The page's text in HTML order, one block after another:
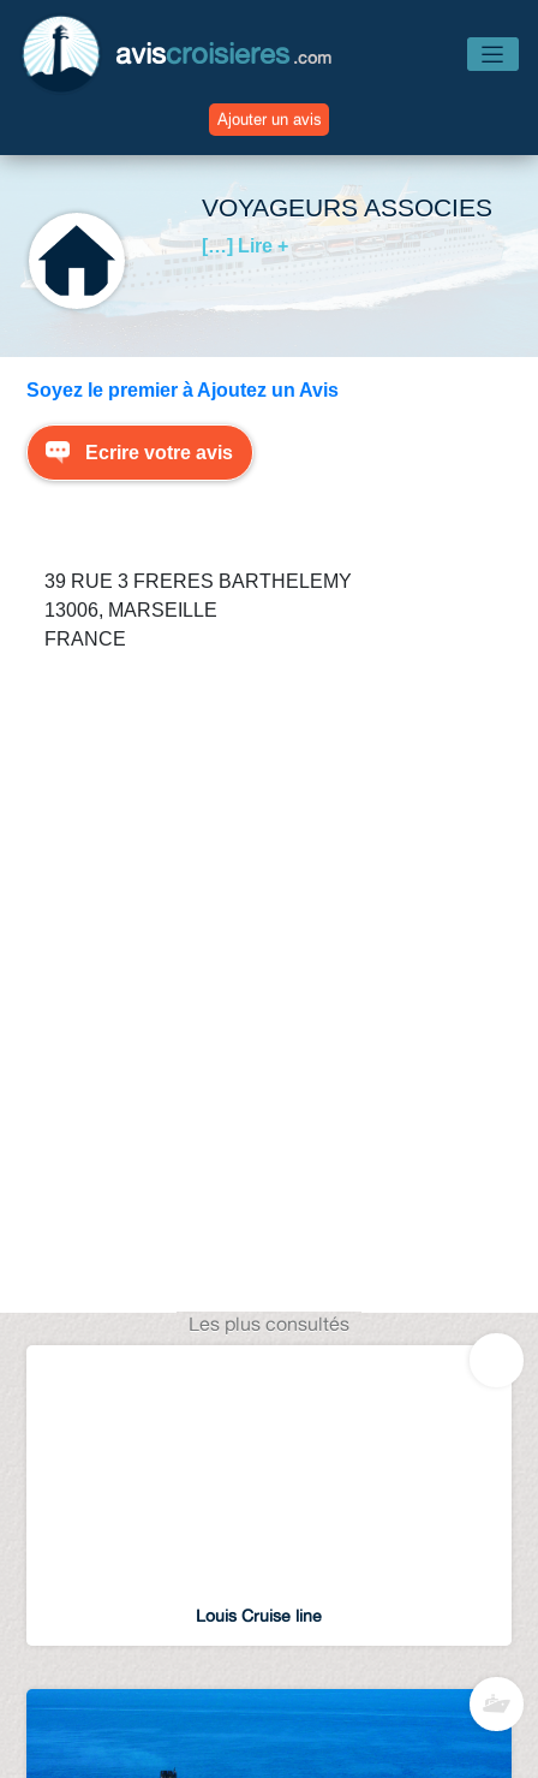
aviscroisieres .com
Ajouter un avis
Accueil
Avis Compagnies
Avis Escales
VOYAGEURS ASSOCIES
[…] Lire +
Soyez le premier à Ajoutez un Avis
Ecrire votre avis
39 RUE 3 FRERES BARTHELEMY
13006, MARSEILLE
FRANCE
Les plus consultés
Louis Cruise line